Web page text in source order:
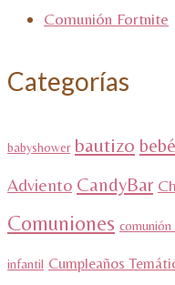
Comunión Fortnite
Categorías
babyshower bautizo bebé
Adviento CandyBar
Comuniones comunión
infantil Cumpleaños